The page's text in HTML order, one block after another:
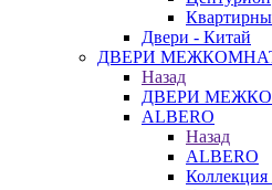
Двери - Китай
ДВЕРИ
Назад
ДВЕРИ
ALBERO
Назад
ALBERO